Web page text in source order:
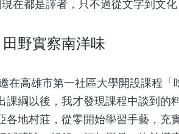
在都是譯者，只不過從文字到文化
野實察南洋味
高雄市第一社區大學開設課程「
課綱以後，我才發現課程中談到的
各地村莊，從零開始學習手藝，充